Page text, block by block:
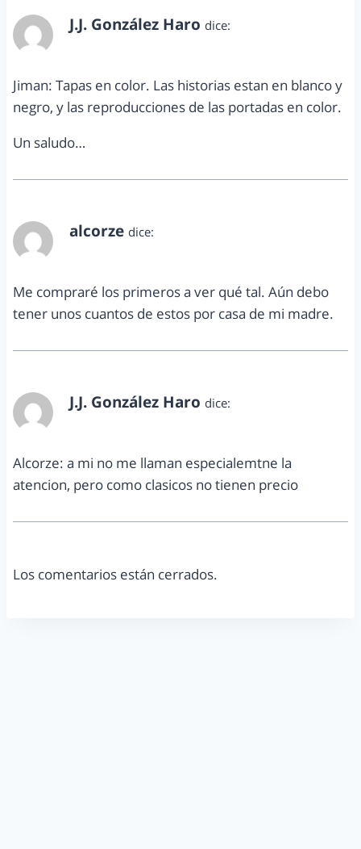
J.J. González Haro dice:
Jiman: Tapas en color. Las historias estan en blanco y
negro, y las reproducciones de las portadas en color.
Un saludo…
alcorze dice:
Me compraré los primeros a ver qué tal. Aún debo
tener unos cuantos de estos por casa de mi madre.
J.J. González Haro dice:
Alcorze: a mi no me llaman especialemtne la
atencion, pero como clasicos no tienen precio
Los comentarios están cerrados.